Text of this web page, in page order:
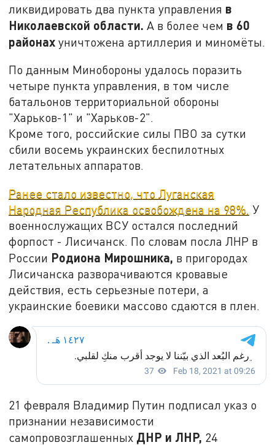
ликвидировать два пункта управления в
Николаевской области. А в более чем в 60
районах уничтожена артиллерия и миномёты.
По данным Минобороны удалось поразить
четыре пункта управления, в том числе
батальонов территориальной обороны
"Харьков-1" и "Харьков-2".
Кроме того, российские силы ПВО за сутки
сбили восемь украинских беспилотных
летательных аппаратов.
Ранее стало известно, что Луганская
Народная Республика освобождена на 98%. У
военнослужащих ВСУ остался последний
форпост - Лисичанск. По словам посла ЛНР в
России Родиона Мирошника, в пригородах
Лисичанска разворачиваются кровавые
действия, есть серьезные потери, а
украинские боевики массово сдаются в плен.
21 февраля Владимир Путин подписал указ о
признании независимости
самопровозглашенных ДНР и ЛНР, 24